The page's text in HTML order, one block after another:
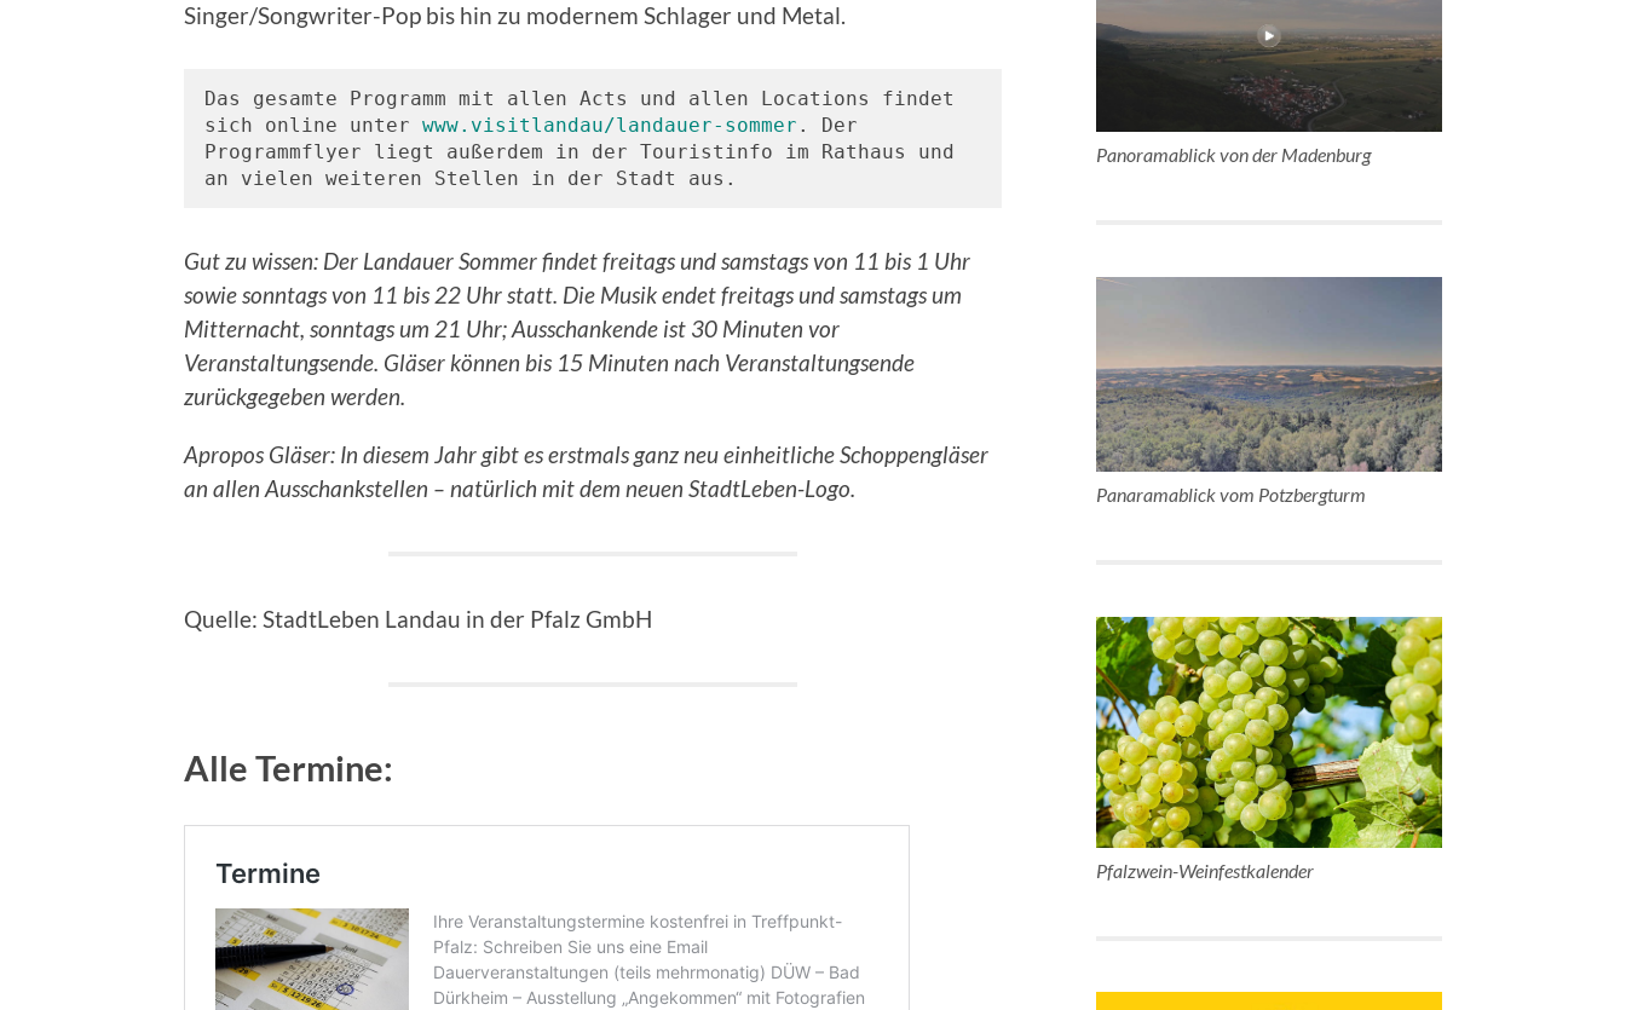
Singer/Songwriter-Pop bis hin zu modernem Schlager und Metal.
Das gesamte Programm mit allen Acts und allen Locations findet
sich online unter www.visitlandau/landauer-sommer . Der
Programmflyer liegt außerdem in der Touristinfo im Rathaus und
an vielen weiteren Stellen in der Stadt aus.
Gut zu wissen: Der Landauer Sommer findet freitags und samstags von 11 bis 1 Uhr
sowie sonntags von 11 bis 22 Uhr statt. Die Musik endet freitags und samstags um
Mitternacht, sonntags um 21 Uhr; Ausschankende ist 30 Minuten vor
Veranstaltungsende. Gläser können bis 15 Minuten nach Veranstaltungsende
zurückgegeben werden.
Apropos Gläser: In diesem Jahr gibt es erstmals ganz neu einheitliche Schoppengläser
an allen Ausschankstellen – natürlich mit dem neuen StadtLeben-Logo.
Quelle: StadtLeben Landau in der Pfalz GmbH
Alle Termine:
Panoramablick von der Madenburg
Panaramablick vom Potzbergturm
Pfalzwein-Weinfestkalender